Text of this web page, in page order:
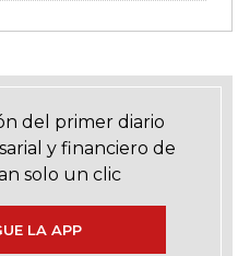
del primer diario
y financiero de
solo un clic
LA APP